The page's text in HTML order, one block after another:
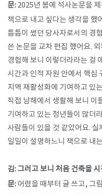
문: 2025년 봄에 석사논문을
책으로 내고 싶다는 생각을 했
틈틈이 썼던 당사자로서의 경
쓴 논문을 교차 편집 했어요.
경험해 보니 이렇더라라는 걸
시간과 인적 자원 안에서 핵심
지역 재활성화에 기여하고 있
직접 남해에서 생활해 보니 이
기여하고 있는 청년들이 많더
사람들이 있을 것 같았어요.
일일이 설명하느니 책으로 내
김: 그러고 보니 처음 건축을
문: 어렸을 때부터 글 쓰고, 그